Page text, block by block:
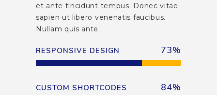
et ante tincidunt tempus. Donec vitae
sapien ut libero venenatis faucibus.
Nullam quis ante.
RESPONSIVE DESIGN 73%
CUSTOM SHORTCODES 84%